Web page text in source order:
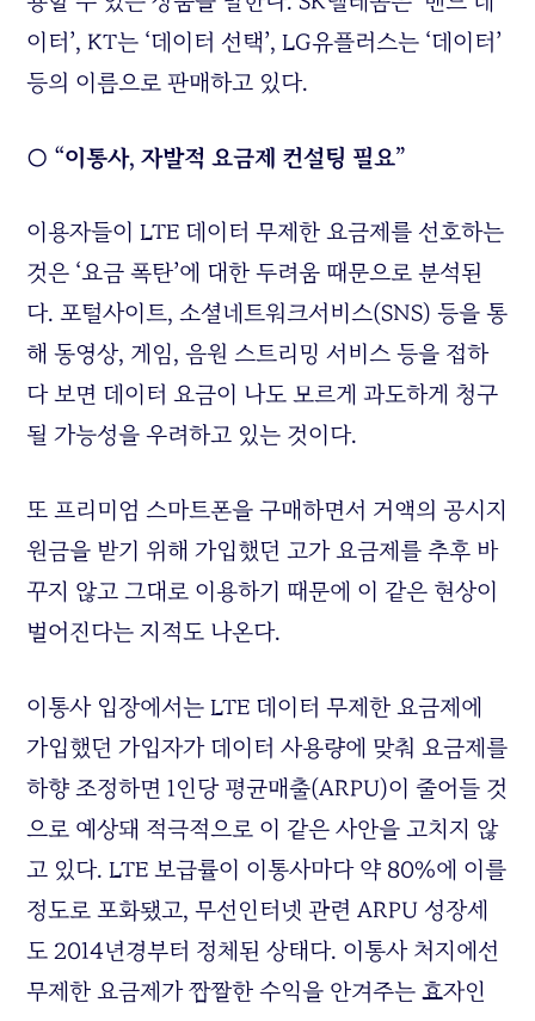
이터’, KT는 ‘데이터 선택’, LG유플러스는 ‘데이터’
등의 이름으로 판매하고 있다.
○ “이통사, 자발적 요금제 컨설팅 필요”
이용자들이 LTE 데이터 무제한 요금제를 선호하는
것은 ‘요금 폭탄’에 대한 두려움 때문으로 분석된
다. 포털사이트, 소셜네트워크서비스(SNS) 등을 통
해 동영상, 게임, 음원 스트리밍 서비스 등을 접하
다 보면 데이터 요금이 나도 모르게 과도하게 청구
될 가능성을 우려하고 있는 것이다.
또 프리미엄 스마트폰을 구매하면서 거액의 공시지
원금을 받기 위해 가입했던 고가 요금제를 추후 바
꾸지 않고 그대로 이용하기 때문에 이 같은 현상이
벌어진다는 지적도 나온다.
이통사 입장에서는 LTE 데이터 무제한 요금제에
가입했던 가입자가 데이터 사용량에 맞춰 요금제를
하향 조정하면 1인당 평균매출(ARPU)이 줄어들 것
으로 예상돼 적극적으로 이 같은 사안을 고치지 않
고 있다. LTE 보급률이 이통사마다 약 80%에 이를
정도로 포화됐고, 무선인터넷 관련 ARPU 성장세
도 2014년경부터 정체된 상태다. 이통사 처지에선
무제한 요금제가 짭짤한 수익을 안겨주는 효자인